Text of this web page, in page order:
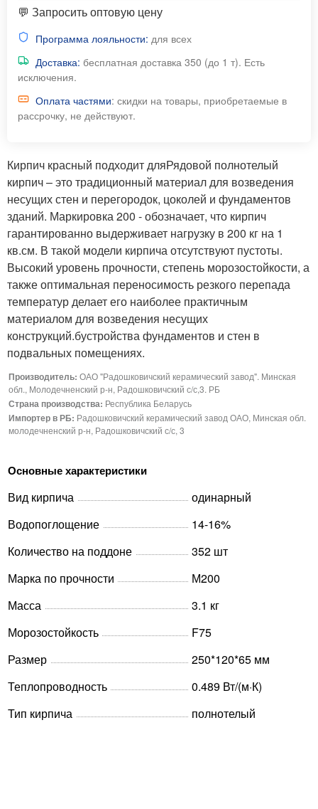
💬 Запросить оптовую цену
Программа лояльности: для всех
Доставка: бесплатная доставка 350 (до 1 т). Есть
исключения.
Оплата частями: скидки на товары, приобретаемые в
рассрочку, не действуют.
Кирпич красный подходит дляРядовой полнотелый
кирпич – это традиционный материал для возведения
несущих стен и перегородок, цоколей и фундаментов
зданий. Маркировка 200 - обозначает, что кирпич
гарантированно выдерживает нагрузку в 200 кг на 1
кв.см. В такой модели кирпича отсутствуют пустоты.
Высокий уровень прочности, степень морозостойкости, а
также оптимальная переносимость резкого перепада
температур делает его наиболее практичным
материалом для возведения несущих
конструкций.бустройства фундаментов и стен в
подвальных помещениях.
Производитель: ОАО "Радошковичский керамический завод". Минская
обл., Молодечненский р-н, Радошковичский с/с,3. РБ
Страна производства: Республика Беларусь
Импортер в РБ: Радошковичский керамический завод ОАО, Минская обл.
молодечненский р-н, Радошковичский с/с, 3
Основные характеристики
Вид кирпича
одинарный
Водопоглощение
14-16%
Количество на поддоне
352 шт
Марка по прочности
М200
Масса
3.1 кг
Морозостойкость
F75
Размер
250*120*65 мм
Теплопроводность
0.489 Вт/(м·К)
Тип кирпича
полнотелый